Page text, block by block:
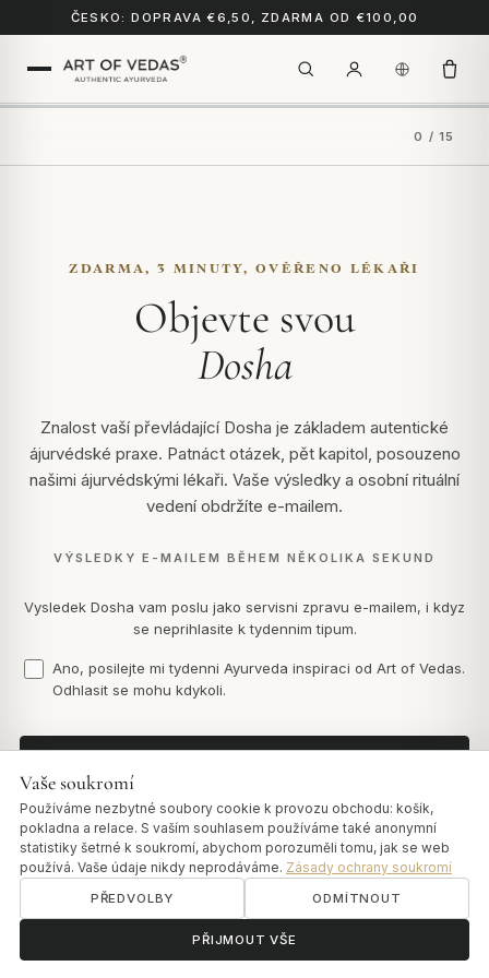
ČESKO: DOPRAVA €6,50, ZDARMA OD €100,00
0 / 15
ZDARMA, 3 MINUTY, OVĚŘENO LÉKAŘI
Objevte svou
Dosha
Znalost vaší převládající Dosha je základem autentické
ájurvédské praxe. Patnáct otázek, pět kapitol, posouzeno
našimi ájurvédskými lékaři. Vaše výsledky a osobní rituální
vedení obdržíte e-mailem.
VÝSLEDKY E-MAILEM BĚHEM NĚKOLIKA SEKUND
Vysledek Dosha vam poslu jako servisni zpravu e-mailem, i kdyz
se neprihlasite k tydennim tipum.
Ano, posilejte mi tydenni Ayurveda inspiraci od Art of Vedas.
Odhlasit se mohu kdykoli.
ॐ
Vaše soukromí
Používáme nezbytné soubory cookie k provozu obchodu: košík,
pokladna a relace. S vaším souhlasem používáme také anonymní
statistiky šetrné k soukromí, abychom porozuměli tomu, jak se web
používá. Vaše údaje nikdy neprodáváme. Zásady ochrany soukromí
PŘEDVOLBY ODMÍTNOUT
PŘIJMOUT VŠE